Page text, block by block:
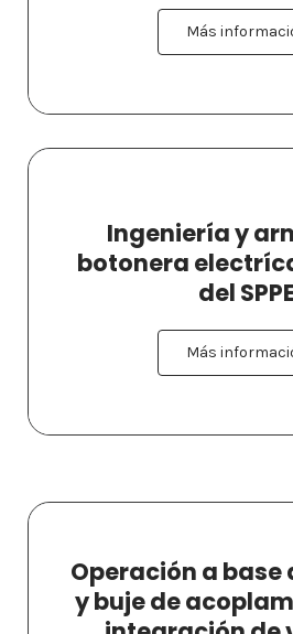
Más
Ingeniería y
botonera
del SPPE
Más
Operación a base
y buje de